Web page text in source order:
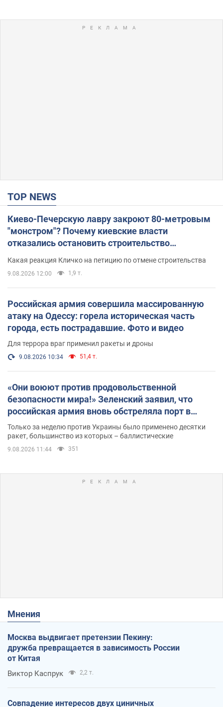
TOP NEWS
Киево-Печерскую лавру закроют 80-метровым
"монстром"? Почему киевские власти
отказались остановить строительство
небоскреба "московского верующего"
Какая реакция Кличко на петицию по отмене строительства
9.08.2026 12:00 1,9 т.
Российская армия совершила массированную
атаку на Одессу: горела историческая часть
города, есть пострадавшие. Фото и видео
Для террора враг применил ракеты и дроны
9.08.2026 10:34 51,4 т.
«Они воюют против продовольственной
безопасности мира!» Зеленский заявил, что
российская армия вновь обстреляла порт в
Одессе
Только за неделю против Украины было применено десятки
ракет, большинство из которых – баллистические
9.08.2026 11:44 351
Мнения
Москва выдвигает претензии Пекину:
дружба превращается в зависимость России
от Китая
Виктор Каспрук 2,2 т.
Совпадение интересов двух циничных